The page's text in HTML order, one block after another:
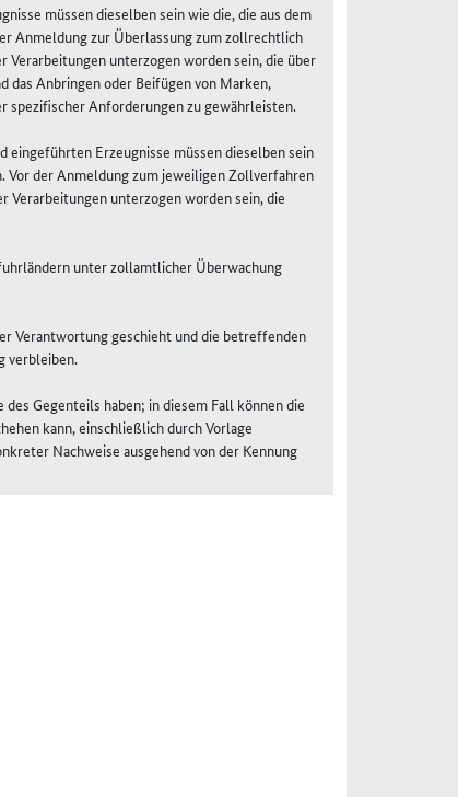
müssen dieselben sein wie die, die aus dem
Anmeldung zur Überlassung zum zollrechtlich
unterzogen worden sein, die über
das Anbringen oder Beifügen von Marken,
spezifischer Anforderungen zu gewährleisten.
eingeführten Erzeugnisse müssen dieselben sein
Vor der Anmeldung zum jeweiligen Zollverfahren
unterzogen worden sein, die
unter zollamtlicher Überwachung
Verantwortung geschieht und die betreffenden
verbleiben.
Gegenteils haben; in diesem Fall können die
kann, einschließlich durch Vorlage
Nachweise ausgehend von der Kennung